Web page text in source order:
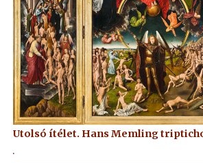
Utolsó ítélet. Hans Memling
.